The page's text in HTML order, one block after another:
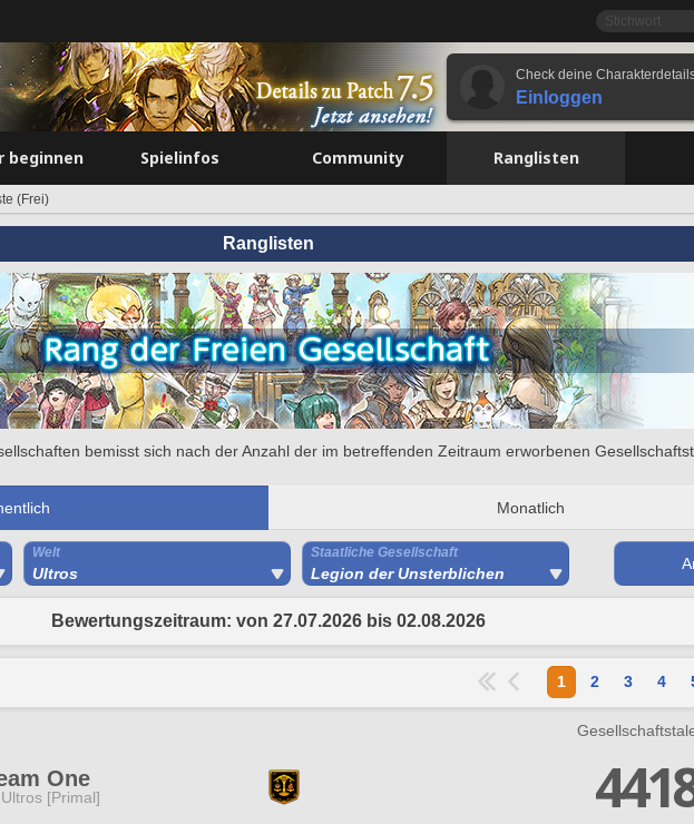
Check deine
Einloggen
beginnen Spielinfos Community Ranglisten
(Frei)
Ranglisten
bemisst sich nach der Anzahl der im betreffenden Zeitraum erworbenen
Monatlich
Welt
Ultros
Staatliche Gesellschaft
Legion der Unsterblichen
Bewertungszeitraum: von 27.07.2026 bis 02.08.2026
1 2 3 4
One
Ultros [Primal]